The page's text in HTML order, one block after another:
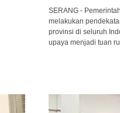
SERANG -
melakukan
provinsi di seluruh
upaya menjadi tuan